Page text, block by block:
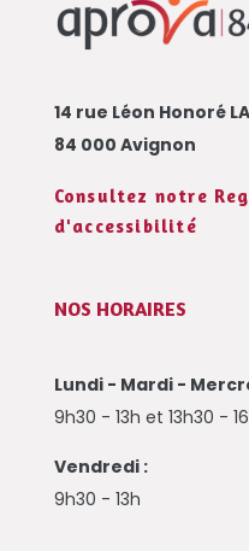
14 rue Léon Honoré
84 000 Avignon
Consultez notre
d'accessibilité
NOS HORAIRES
Lundi - Mardi -
9h30 - 13h et 13h30 -
Vendredi :
9h30 - 13h